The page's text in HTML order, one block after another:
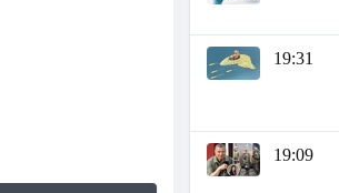
19:31
19:09